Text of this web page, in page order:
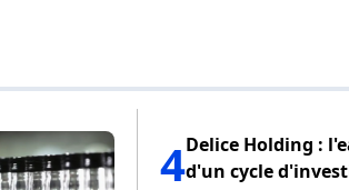
4Delice Holding :
d'un cycle